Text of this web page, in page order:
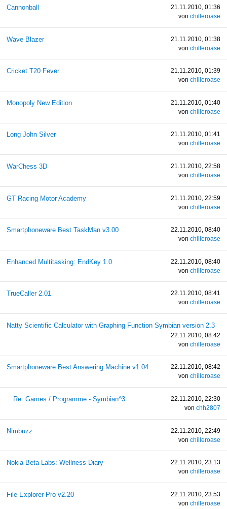
Cannonball
21.11.2010, 01:36
vonchilleroase
Wave Blazer
21.11.2010, 01:38
vonchilleroase
Cricket T20 Fever
21.11.2010, 01:39
vonchilleroase
Monopoly New Edition
21.11.2010, 01:40
vonchilleroase
Long John Silver
21.11.2010, 01:41
vonchilleroase
WarChess 3D
21.11.2010, 22:58
vonchilleroase
GT Racing Motor Academy
21.11.2010, 22:59
vonchilleroase
Smartphoneware Best TaskMan v3.00
22.11.2010, 08:40
vonchilleroase
Enhanced Multitasking: EndKey 1.0
22.11.2010, 08:40
vonchilleroase
TrueCaller 2.01
22.11.2010, 08:41
vonchilleroase
Natty Scientific Calculator with Graphing Function Symbian version 2.3
22.11.2010, 08:42
vonchilleroase
Smartphoneware Best Answering Machine v1.04
22.11.2010, 08:42
vonchilleroase
Re: Games / Programme - Symbian^3
22.11.2010, 22:30
vonchh2807
Nimbuzz
22.11.2010, 22:49
vonchilleroase
Nokia Beta Labs: Wellness Diary
22.11.2010, 23:13
vonchilleroase
File Explorer Pro v2.20
22.11.2010, 23:53
vonchilleroase